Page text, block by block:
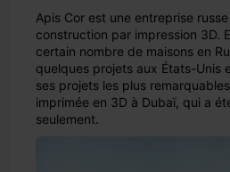
Apis Cor est une entreprise
construction par impression 3D.
certain nombre de maisons en
quelques projets aux États-Unis
ses projets les plus
imprimée en 3D à Dubaï, qui a
seulement.